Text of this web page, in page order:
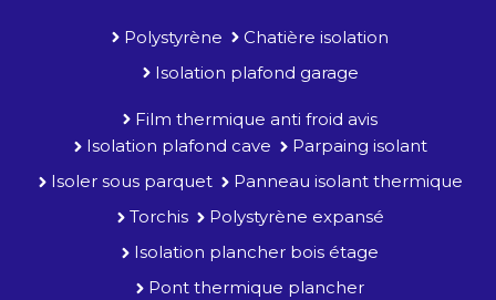
Polystyrène
Chatière isolation
Isolation plafond garage
Film thermique anti froid avis
Isolation plafond cave
Parpaing isolant
Isoler sous parquet
Panneau isolant thermique
Torchis
Polystyrène expansé
Isolation plancher bois étage
Pont thermique plancher